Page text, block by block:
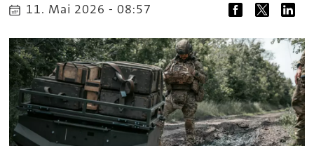
11. Mai 2026 - 08:57